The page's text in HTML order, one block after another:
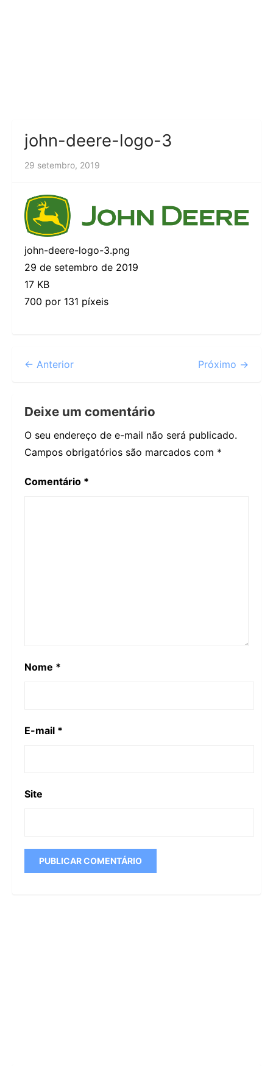
john-deere-logo-3
29 setembro, 2019
john-deere-logo-3.png
29 de setembro de 2019
17 KB
700 por 131 píxeis
← Anterior Próximo →
Deixe um comentário
O seu endereço de e-mail não será publicado.
Campos obrigatórios são marcados com *
Comentário *
Nome *
E-mail *
Site